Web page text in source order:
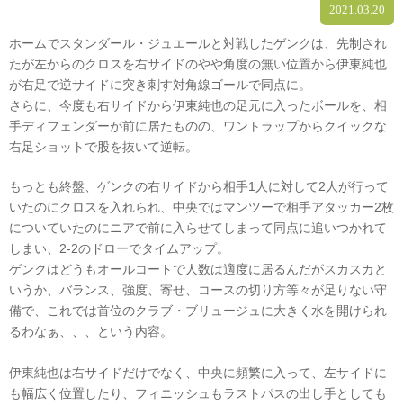
2021.03.20
ホームでスタンダール・ジュエールと対戦したゲンクは、先制され
たが左からのクロスを右サイドのやや角度の無い位置から伊東純也
が右足で逆サイドに突き刺す対角線ゴールで同点に。
さらに、今度も右サイドから伊東純也の足元に入ったボールを、相
手ディフェンダーが前に居たものの、ワントラップからクイックな
右足ショットで股を抜いて逆転。
もっとも終盤、ゲンクの右サイドから相手1人に対して2人が行って
いたのにクロスを入れられ、中央ではマンツーで相手アタッカー2枚
についていたのにニアで前に入らせてしまって同点に追いつかれて
しまい、2-2のドローでタイムアップ。
ゲンクはどうもオールコートで人数は適度に居るんだがスカスカと
いうか、バランス、強度、寄せ、コースの切り方等々が足りない守
備で、これでは首位のクラブ・ブリュージュに大きく水を開けられ
るわなぁ、、、という内容。
伊東純也は右サイドだけでなく、中央に頻繁に入って、左サイドに
も幅広く位置したり、フィニッシュもラストパスの出し手としても